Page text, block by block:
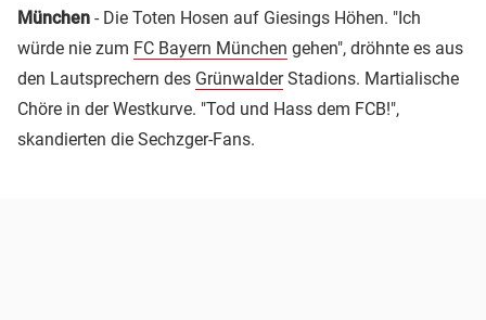
München - Die Toten Hosen auf Giesings Höhen. "Ich
würde nie zum FC Bayern München gehen", dröhnte es aus
den Lautsprechern des GrünwalderStadions. Martialische
Chöre in der Westkurve. "Tod und Hass dem FCB!",
skandierten die Sechzger-Fans.